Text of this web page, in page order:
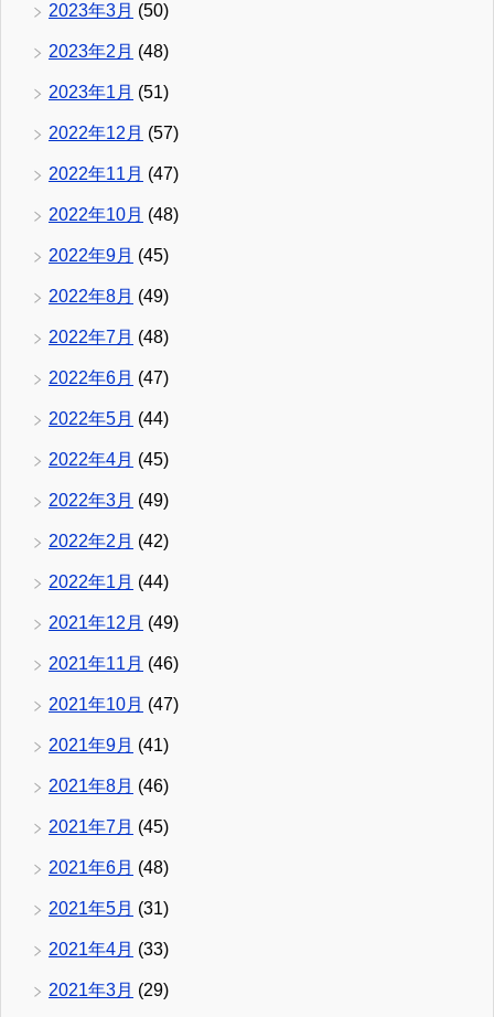
2023年3月 (50)
2023年2月 (48)
2023年1月 (51)
2022年12月 (57)
2022年11月 (47)
2022年10月 (48)
2022年9月 (45)
2022年8月 (49)
2022年7月 (48)
2022年6月 (47)
2022年5月 (44)
2022年4月 (45)
2022年3月 (49)
2022年2月 (42)
2022年1月 (44)
2021年12月 (49)
2021年11月 (46)
2021年10月 (47)
2021年9月 (41)
2021年8月 (46)
2021年7月 (45)
2021年6月 (48)
2021年5月 (31)
2021年4月 (33)
2021年3月 (29)